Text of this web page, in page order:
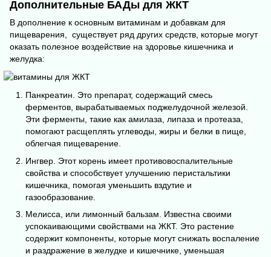
Дополнительные БАДы для ЖКТ
В дополнение к основным витаминам и добавкам для
пищеварения, существует ряд других средств, которые могут
оказать полезное воздействие на здоровье кишечника и
желудка:
Панкреатин. Это препарат, содержащий смесь
ферментов, вырабатываемых поджелудочной железой.
Эти ферменты, такие как амилаза, липаза и протеаза,
помогают расщеплять углеводы, жиры и белки в пище,
облегчая пищеварение.
Ингвер. Этот корень имеет противовоспалительные
свойства и способствует улучшению перистальтики
кишечника, помогая уменьшить вздутие и
газообразование.
Мелисса, или лимонный бальзам. Известна своими
успокаивающими свойствами на ЖКТ. Это растение
содержит компоненты, которые могут снижать воспаление
и раздражение в желудке и кишечнике, уменьшая